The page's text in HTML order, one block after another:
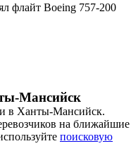
флайт Boeing 757-200
Мансийск
в Ханты-Мансийск.
на ближайшие
поисковую